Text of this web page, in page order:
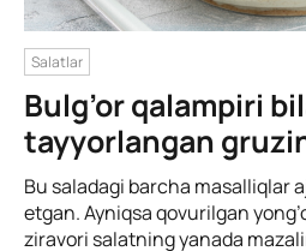
Salatlar
Bulg’or qalampiri
tayyorlangan
Bu saladagi barcha masalliqlar
etgan. Ayniqsa qovurilgan
ziravori salatning yanada